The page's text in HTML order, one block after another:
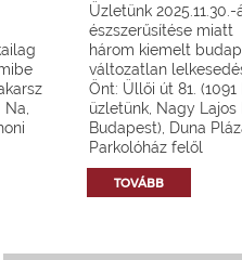
Üzletünk
észszerűsítése miatt
három kiemelt
változatlan
Önt: Üllői út 81.
üzletünk, Nagy Lajos
Budapest), Duna
Parkolóház felől
TOVÁBB